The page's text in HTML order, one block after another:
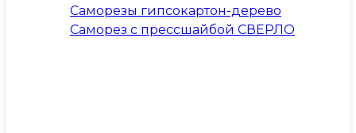
Саморезы гипсокартон-дерево
Саморез с прессшайбой СВЕРЛО